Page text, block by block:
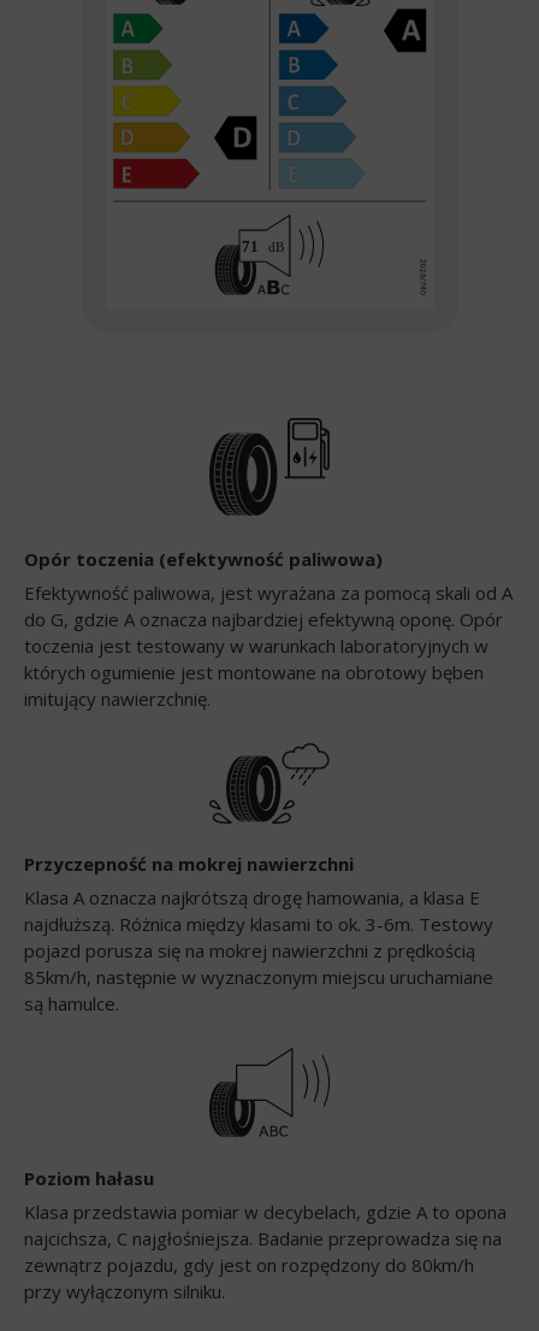
Opór toczenia (efektywność paliwowa)
Efektywność paliwowa, jest wyrażana za pomocą skali od A
do G, gdzie A oznacza najbardziej efektywną oponę. Opór
toczenia jest testowany w warunkach laboratoryjnych w
których ogumienie jest montowane na obrotowy bęben
imitujący nawierzchnię.
Przyczepność na mokrej nawierzchni
Klasa A oznacza najkrótszą drogę hamowania, a klasa E
najdłuższą. Różnica między klasami to ok. 3-6m. Testowy
pojazd porusza się na mokrej nawierzchni z prędkością
85km/h, następnie w wyznaczonym miejscu uruchamiane
są hamulce.
Poziom hałasu
Klasa przedstawia pomiar w decybelach, gdzie A to opona
najcichsza, C najgłośniejsza. Badanie przeprowadza się na
zewnątrz pojazdu, gdy jest on rozpędzony do 80km/h
przy wyłączonym silniku.